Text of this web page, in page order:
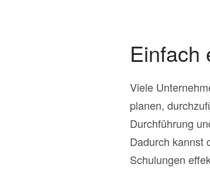
Einfach
Viele
planen,
Durchführung
Dadurch kannst
Schulungen